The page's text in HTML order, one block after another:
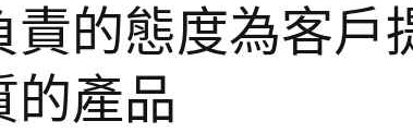
責的態度為客戶
的產品